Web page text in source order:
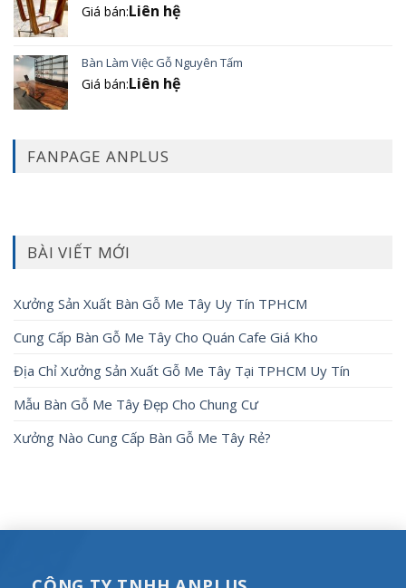
Giá bán:Liên hệ
Bàn Làm Việc Gỗ Nguyên Tấm
Giá bán:Liên hệ
FANPAGE ANPLUS
BÀI VIẾT MỚI
Xưởng Sản Xuất Bàn Gỗ Me Tây Uy Tín TPHCM
Cung Cấp Bàn Gỗ Me Tây Cho Quán Cafe Giá Kho
Địa Chỉ Xưởng Sản Xuất Gỗ Me Tây Tại TPHCM Uy Tín
Mẫu Bàn Gỗ Me Tây Đẹp Cho Chung Cư
Xưởng Nào Cung Cấp Bàn Gỗ Me Tây Rẻ?